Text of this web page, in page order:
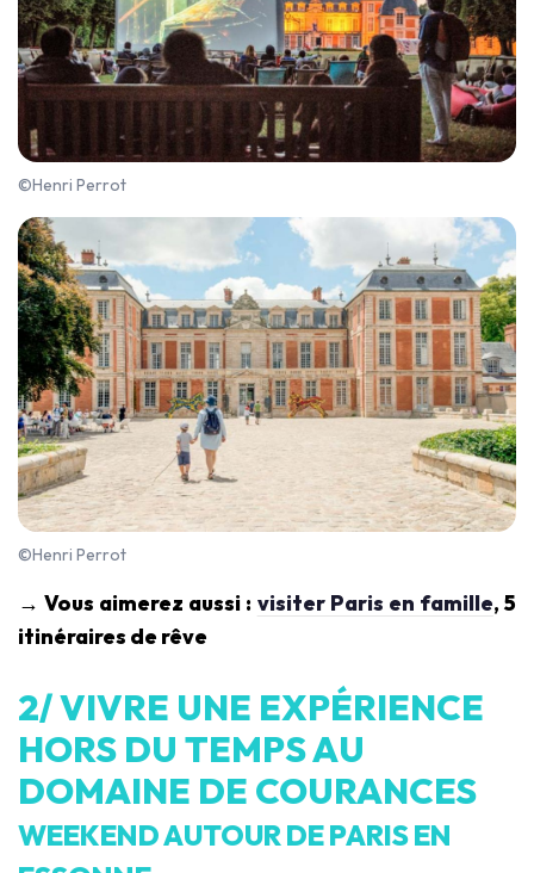
©Henri Perrot
©Henri Perrot
→ Vous aimerez aussi : visiter Paris en famille, 5
itinéraires de rêve
2/ VIVRE UNE EXPÉRIENCE
HORS DU TEMPS AU
DOMAINE DE COURANCES
WEEKEND AUTOUR DE PARIS EN